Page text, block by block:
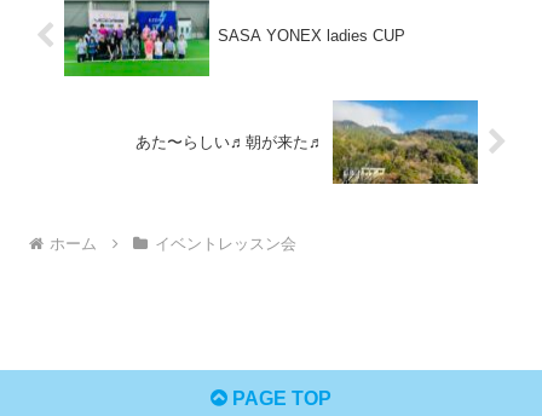
SASA YONEX ladies CUP
あた〜らしい♬朝が来た♬
ホーム イベントレッスン会
PAGE TOP